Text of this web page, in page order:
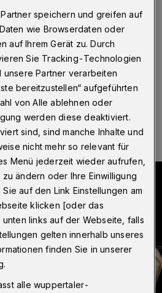
– höre ich kräftigen Gesang,
Bass- und Schlagzeugspiel,
an. Liebe Leserinnen
Rockerin.
Eine Minute Lesezeit
speichern und greifen auf
wie Browserdaten oder
auf Ihrem Gerät zu. Durch
Sie Tracking-Technologien
unsere Partner verarbeiten
bereitzustellen“ aufgeführten
von Alle ablehnen oder
werden diese deaktiviert.
sind, sind manche Inhalte und
nicht mehr so relevant für
Menü jederzeit wieder aufrufen,
zu ändern oder Ihre Einwilligung
auf den Link Einstellungen am
klicken [oder das
links auf der Webseite, falls
gelten innerhalb unseres
finden Sie in unserer
alle wuppertaler-